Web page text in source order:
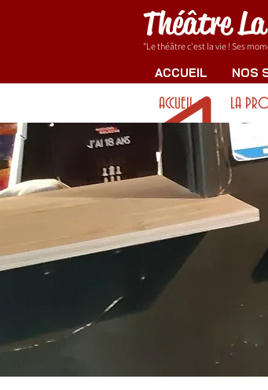
Théâtre
"Le théâtre c'est la vie ! Ses
ACCUEIL NOS
ACCUEIL > LA